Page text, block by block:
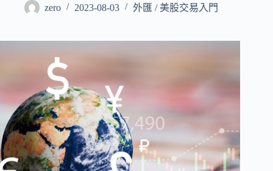
zero 2023-08-03 外匯 / 美股交易入門